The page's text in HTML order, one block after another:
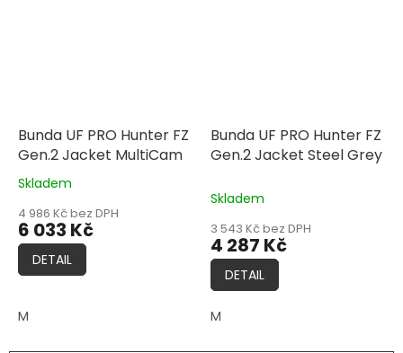
Bunda UF PRO Hunter FZ
Gen.2 Jacket MultiCam
Průměrné
produktu
je
5,0
z
Skladem
4 986 Kč bez DPH
6 033 Kč
DETAIL
M
Bunda UF PRO Hunter FZ
Gen.2 Jacket Steel Grey
Skladem
3 543 Kč bez DPH
4 287 Kč
DETAIL
M